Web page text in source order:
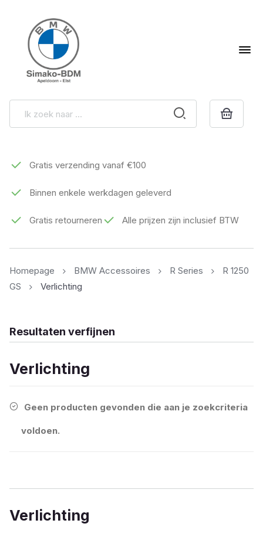
Gratis verzending vanaf €100
Binnen enkele werkdagen geleverd
Gratis retourneren Alle prijzen zijn inclusief BTW
Homepage BMW Accessoires R Series
R 1250
GS
Verlichting
Verlichting
Geen producten gevonden die aan je zoekcriteria
voldoen.
Resultaten verfijnen
Verlichting